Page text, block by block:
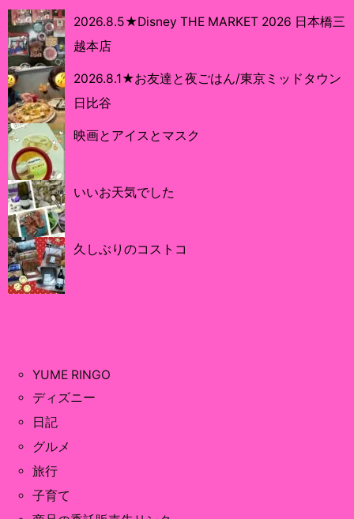
2026.8.5★Disney THE MARKET 2026 日本橋三
越本店
2026.8.1★お友達と夜ごはん/東京ミッドタウン
日比谷
映画とアイスとマスク
いいお天気でした
久しぶりのコストコ
YUME RINGO
ディズニー
日記
グルメ
旅行
子育て